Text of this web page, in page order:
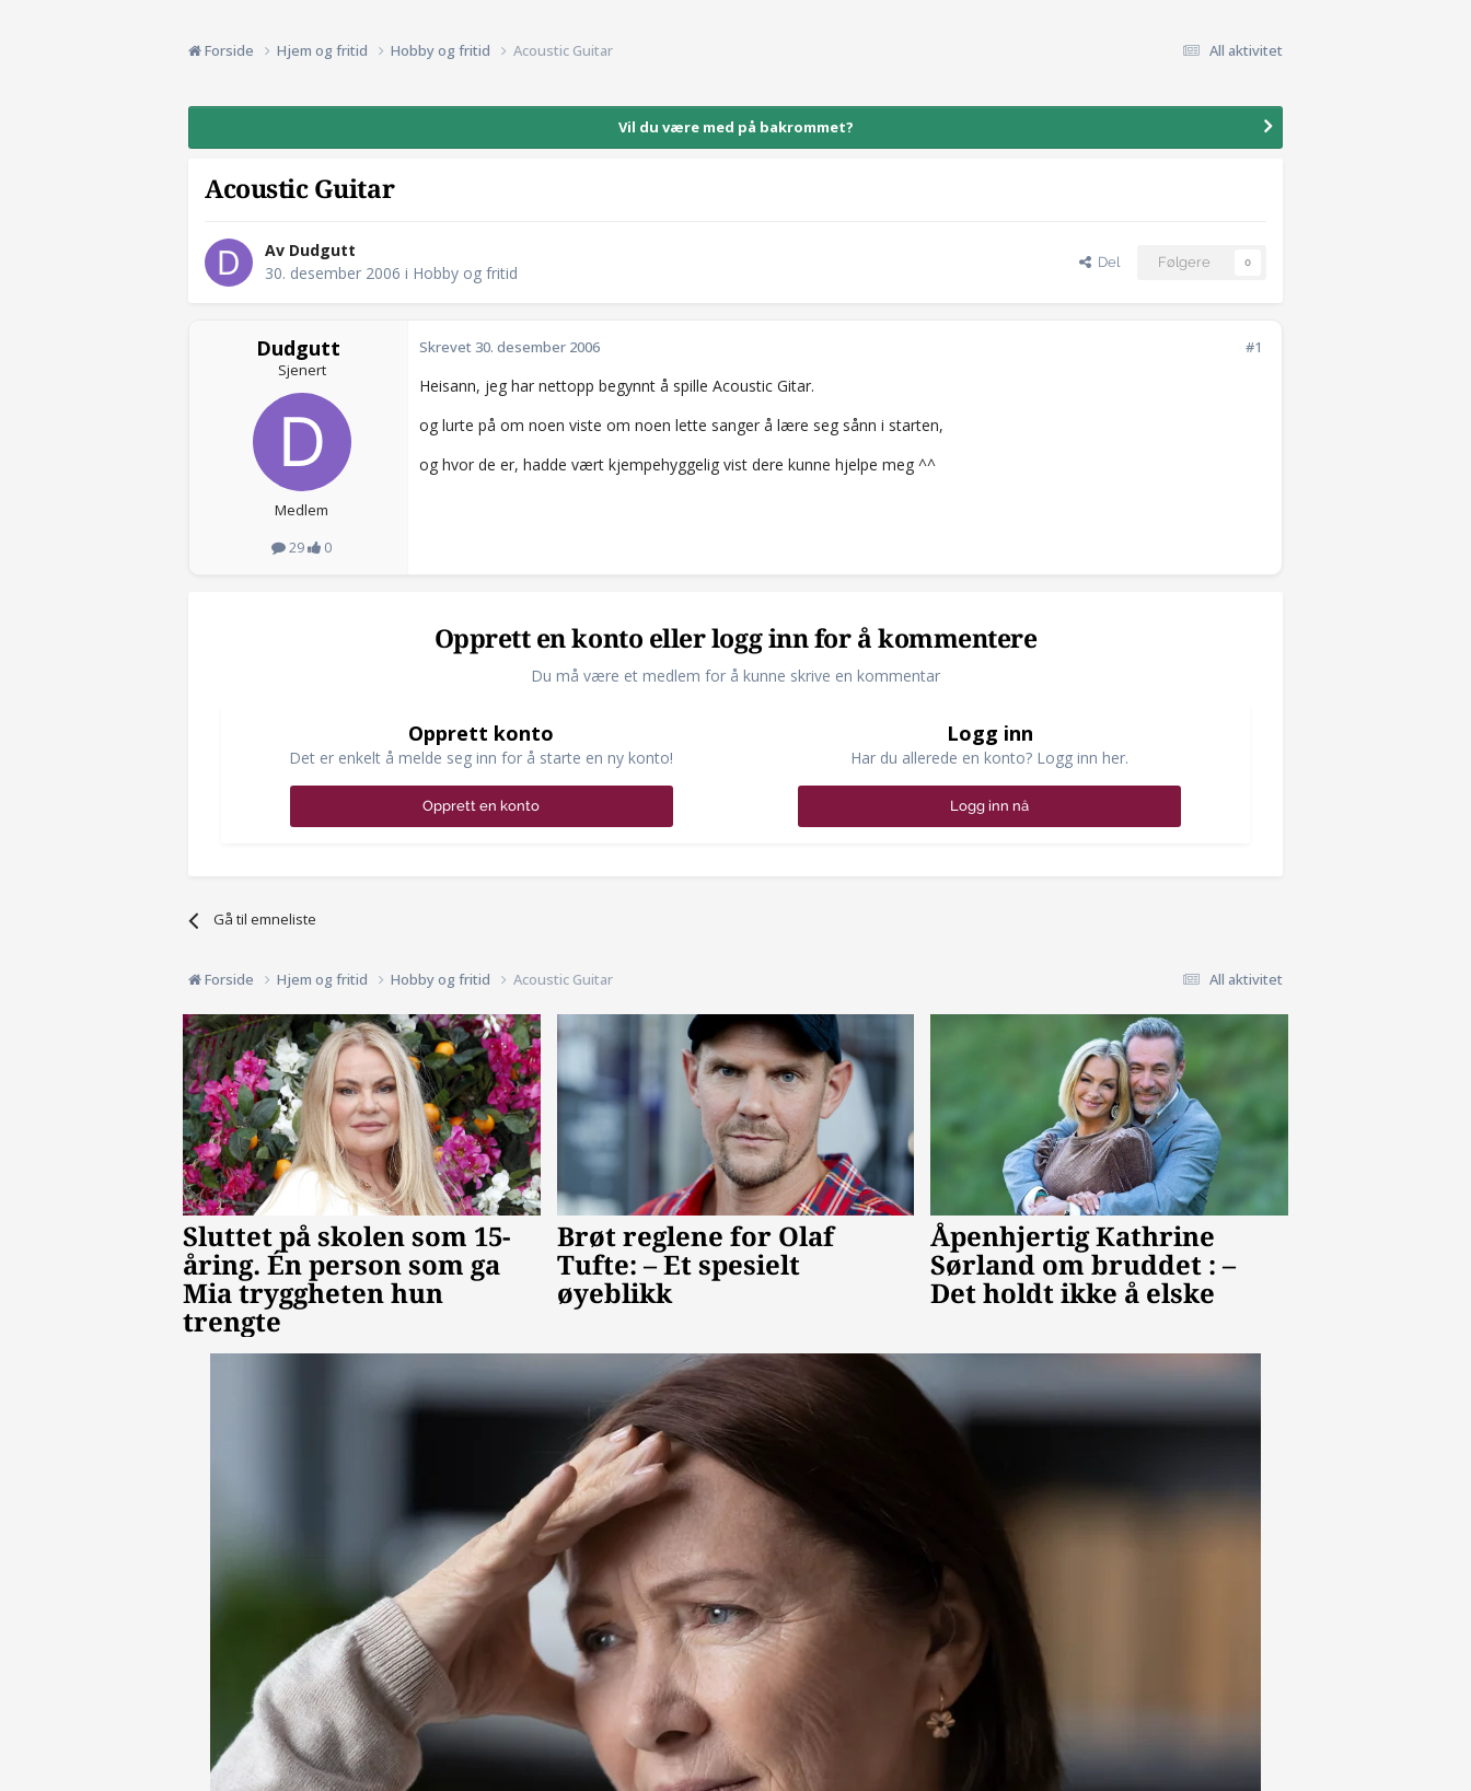
All aktivitet
Forside Hjem og fritid Hobby og fritid Acoustic Guitar
Vil du være med på bakrommet?
Acoustic Guitar
Av Dudgutt
30. desember 2006 i Hobby og fritid
Del Følgere 0
Dudgutt
Sjenert
Medlem
29
0
#1
Skrevet 30. desember 2006
Heisann, jeg har nettopp begynnt å spille Acoustic Gitar.
og lurte på om noen viste om noen lette sanger å lære seg sånn i starten,
og hvor de er, hadde vært kjempehyggelig vist dere kunne hjelpe meg ^^
Opprett en konto eller logg inn for å kommentere
Du må være et medlem for å kunne skrive en kommentar
Opprett konto
Det er enkelt å melde seg inn for å starte en ny konto!
Opprett en konto
Logg inn
Har du allerede en konto? Logg inn her.
Logg inn nå
Gå til emneliste
All aktivitet
Forside Hjem og fritid Hobby og fritid Acoustic Guitar